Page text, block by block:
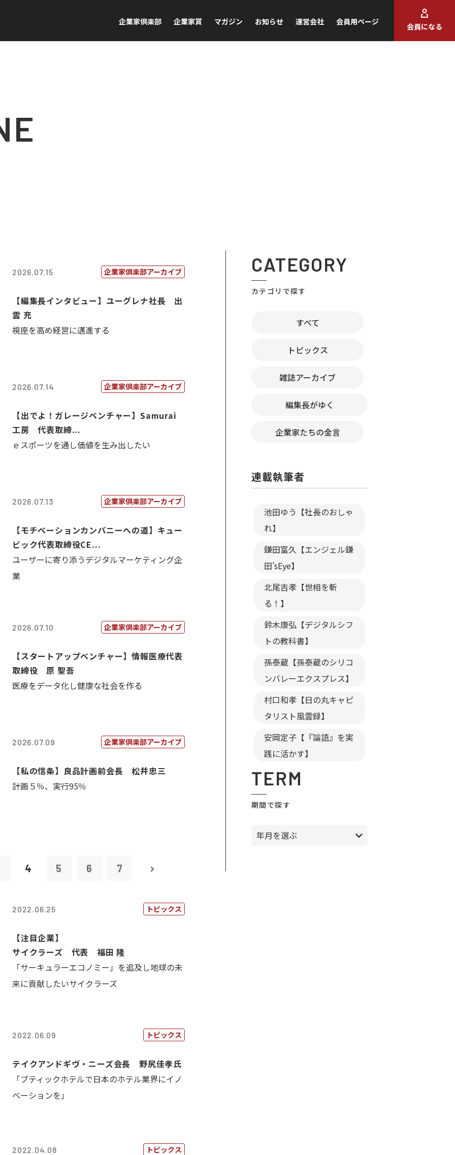
企業家倶楽部 企業家賞 マガジン お知らせ 運営会社 会員用ページ
会員になる
2026.07.15 企業家倶楽部アーカイブ
【編集長インタビュー】ユーグレナ社長 出
雲 充
視座を高め経営に邁進する
2026.07.14 企業家倶楽部アーカイブ
【出でよ！ガレージベンチャー】Samurai
工房 代表取締...
ｅスポーツを通し価値を生み出したい
2026.07.13 企業家倶楽部アーカイブ
【モチベーションカンパニーへの道】キュー
ビック代表取締役CE...
ユーザーに寄り添うデジタルマーケティング企
業
2026.07.10 企業家倶楽部アーカイブ
【スタートアップベンチャー】情報医療代表
取締役 原 聖吾
医療をデータ化し健康な社会を作る
2026.07.09 企業家倶楽部アーカイブ
【私の信条】良品計画前会長 松井忠三
計画５％、実行95％
4 5 6 7
2022.06.25 トピックス
【注目企業】
サイクラーズ 代表 福田 隆
「サーキュラーエコノミー」を追及し地球の未
来に貢献したいサイクラーズ
2022.06.09 トピックス
テイクアンドギヴ・ニーズ会長 野尻佳孝氏
「ブティックホテルで日本のホテル業界にイノ
ベーションを」
2022.04.08 トピックス
CATEGORY
カテゴリで探す
すべて
トピックス
雑誌アーカイブ
編集長がゆく
企業家たちの金言
連載執筆者
池田ゆう【社長のおしゃ
れ】
鎌田富久【エンジェル鎌
田’sEye】
北尾吉孝【世相を斬
る！】
鈴木康弘【デジタルシフ
トの教科書】
孫泰蔵【孫泰蔵のシリコ
ンバレーエクスプレス】
村口和孝【日の丸キャピ
タリスト風雲録】
安岡定子【『論語』を実
践に活かす】
TERM
期間で探す
年月を選ぶ